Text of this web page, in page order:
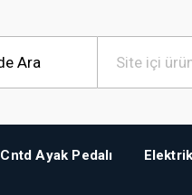
Cntd Ayak Pedalı